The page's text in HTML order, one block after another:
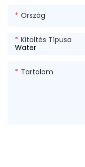
Ország
Kitöltés Típusa
Tartalom